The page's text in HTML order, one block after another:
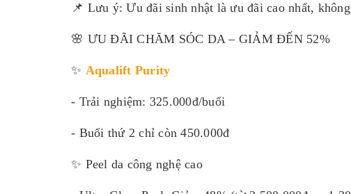
📌 Lưu ý: Ưu đãi sinh nhật là ưu đãi cao nhất,
🌸 ƯU ĐÃI CHĂM SÓC DA – GIẢM ĐẾN 52%
✨ Aqualift Purity
- Trải nghiệm: 325.000đ/buổi
- Buổi thứ 2 chỉ còn 450.000đ
✨ Peel da công nghệ cao